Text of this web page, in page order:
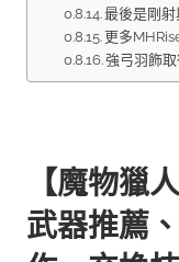
最後是剛射
更多
強弓羽飾
【魔物獵
武器推薦